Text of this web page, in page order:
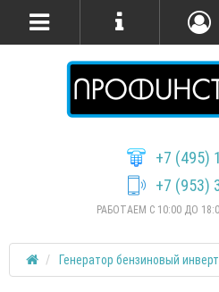
+7 (495)
+7 (953)
РАБОТАЕМ С 10:00 ДО
Генератор бензиновый